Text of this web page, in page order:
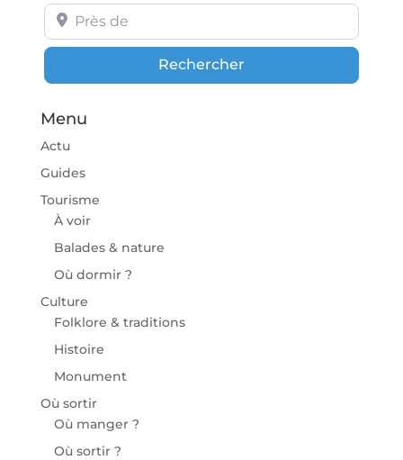
Près de
RechercherRechercher
Menu
Actu
Guides
Tourisme
À voir
Balades & nature
Où dormir ?
Culture
Folklore & traditions
Histoire
Monument
Où sortir
Où manger ?
Où sortir ?